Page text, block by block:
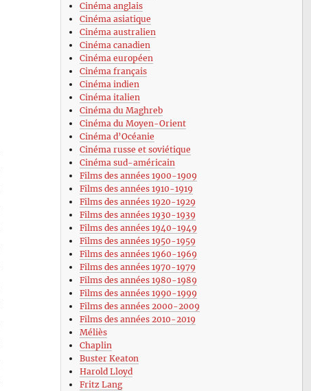
Cinéma anglais
Cinéma asiatique
Cinéma australien
Cinéma canadien
Cinéma européen
Cinéma français
Cinéma indien
Cinéma italien
Cinéma du Maghreb
Cinéma du Moyen-Orient
Cinéma d’Océanie
Cinéma russe et soviétique
Cinéma sud-américain
Films des années 1900-1909
Films des années 1910-1919
Films des années 1920-1929
Films des années 1930-1939
Films des années 1940-1949
Films des années 1950-1959
Films des années 1960-1969
Films des années 1970-1979
Films des années 1980-1989
Films des années 1990-1999
Films des années 2000-2009
Films des années 2010-2019
Méliès
Chaplin
Buster Keaton
Harold Lloyd
Fritz Lang